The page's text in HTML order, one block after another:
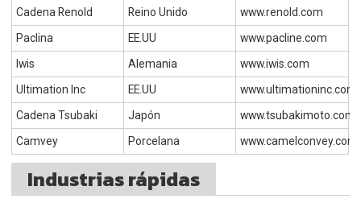
Cadena Renold
Reino Unido
www.renold.com
Paclina
EE.UU
www.pacline.com
Iwis
Alemania
www.iwis.com
Ultimation Inc
EE.UU
www.ultimationinc.com
Cadena Tsubaki
Japón
www.tsubakimoto.com
Camvey
Porcelana www.camelconvey.com
Industrias rápidas